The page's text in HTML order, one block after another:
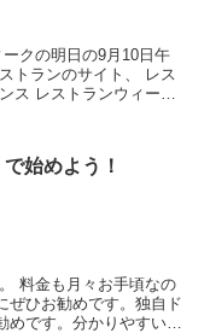
クの明日の9月10日午
トランのサイト、 レス
ス レストランウィーク
始めよう！
の
ぜひお勧めです。独自ド
です。分かりやすいマ